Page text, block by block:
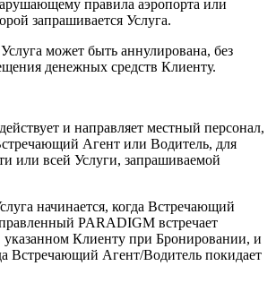
правила аэропорта или
запрашивается Услуга.
может быть аннулирована, без
денежных средств Клиенту.
и направляет местный персонал,
Агент или Водитель, для
или всей Услуги, запрашиваемой
начинается, когда Встречающий
PARADIGM встречает
указанном Клиенту при Бронировании, и
Встречающий Агент/Водитель покидает